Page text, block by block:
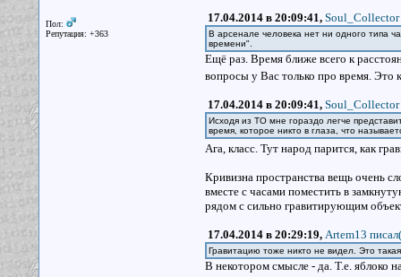
Пол:
Репутация: +363
17.04.2014 в 20:09:41, Soul_Collector
В арсенале человека нет ни одного типа
времени".
Ещё раз. Время ближе всего к
вопросы у Вас только про время. Это
17.04.2014 в 20:09:41, Soul_Collector
Исходя из ТО мне гораздо легче
время, которое никто в глаза, что
Ага, класс. Тут народ парится, как
Кривизна пространства вещь очень
вместе с часами поместить в
рядом с сильно гравитирующим
17.04.2014 в 20:29:19, Artem13
Гравитацию тоже никто не видел. Это
В некотором смысле - да. Т.е. яблоко